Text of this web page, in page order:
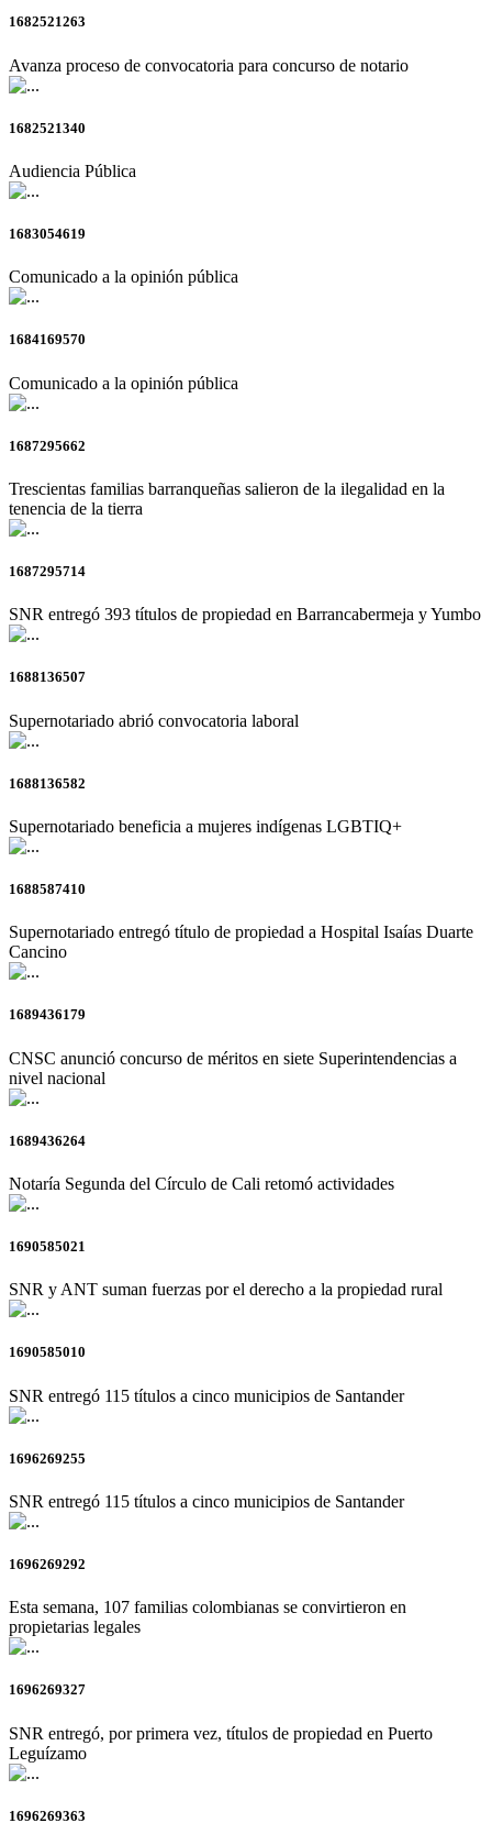
1682521263
Avanza proceso de convocatoria para concurso de notario
1682521340
Audiencia Pública
1683054619
Comunicado a la opinión pública
1684169570
Comunicado a la opinión pública
1687295662
Trescientas familias barranqueñas salieron de la ilegalidad en la
tenencia de la tierra
1687295714
SNR entregó 393 títulos de propiedad en Barrancabermeja y Yumbo
1688136507
Supernotariado abrió convocatoria laboral
1688136582
Supernotariado beneficia a mujeres indígenas LGBTIQ+
1688587410
Supernotariado entregó título de propiedad a Hospital Isaías Duarte
Cancino
1689436179
CNSC anunció concurso de méritos en siete Superintendencias a
nivel nacional
1689436264
Notaría Segunda del Círculo de Cali retomó actividades
1690585021
SNR y ANT suman fuerzas por el derecho a la propiedad rural
1690585010
SNR entregó 115 títulos a cinco municipios de Santander
1696269255
SNR entregó 115 títulos a cinco municipios de Santander
1696269292
Esta semana, 107 familias colombianas se convirtieron en
propietarias legales
1696269327
SNR entregó, por primera vez, títulos de propiedad en Puerto
Leguízamo
1696269363